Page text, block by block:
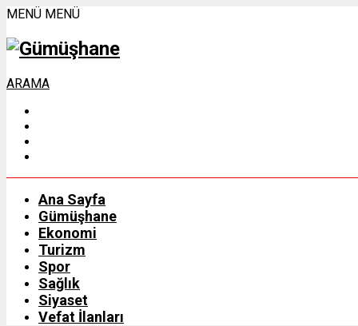
MENÜ MENÜ
ARAMA
Ana Sayfa
Gümüşhane
Ekonomi
Turizm
Spor
Sağlık
Siyaset
Vefat İlanları